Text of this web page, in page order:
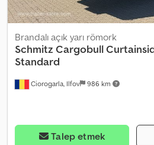
Ciorogarla, Ilfov 986 km
Brandalı açık yarı römork
Schmitz Cargobull
Standard
Talep etmek